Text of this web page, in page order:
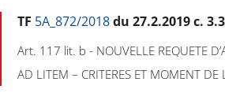
TF 5A_872/2018du 27.2.2019 c.
Art. 117 lit. b - NOUVELLE REQUETE
AD LITEM – CRITERES ET MOMENT DE